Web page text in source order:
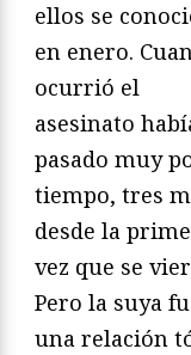
ellos se
en enero.
ocurrió el
asesinato
pasado muy
tiempo, tres
desde la
vez que se
Pero la suya
una relación